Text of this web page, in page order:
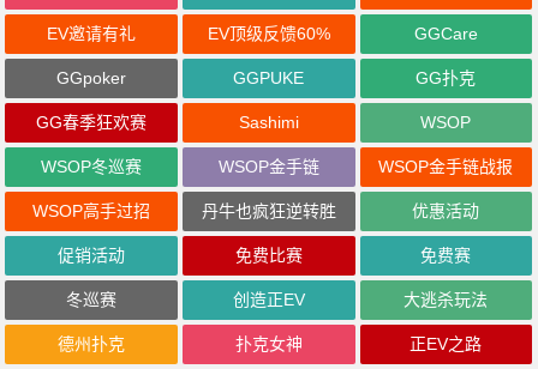
EV邀请有礼 EV顶级反馈60% GGCare
GGpoker GGPUKE GG扑克
GG春季狂欢赛 Sashimi WSOP
WSOP冬巡赛 WSOP金手链 WSOP金手链战报
WSOP高手过招 丹牛也疯狂逆转胜 优惠活动
促销活动 免费比赛 免费赛
冬巡赛 创造正EV 大逃杀玩法
德州扑克 扑克女神 正EV之路